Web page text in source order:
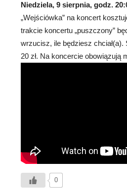
Niedziela, 9 sierpnia, godz.
„Wejściówka” na koncert
trakcie koncertu „puszczony”
wrzucisz, ile będziesz chciał(a).
20 zł. Na koncercie obowiązują
0